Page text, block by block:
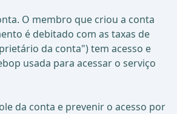
O membro que criou a conta
é debitado com as taxas de
da conta") tem acesso e
usada para acessar o serviço
da conta e prevenir o acesso por